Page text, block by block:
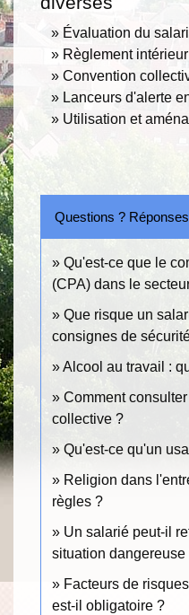
Évaluation du
Règlement
Convention
Lanceurs d'alerte
Utilisation et
Questions ?
Qu'est-ce que le
(CPA) dans le
Que risque un
consignes de
Alcool au travail :
Comment
collective ?
Qu'est-ce qu'un
Religion dans
règles ?
Un salarié peut-il
situation dangereuse
Facteurs de
est-il obligatoire ?